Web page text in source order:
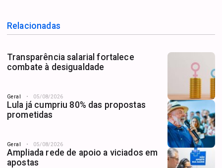
Relacionadas
Transparência salarial fortalece
combate à desigualdade
Geral 05/08/2026
Lula já cumpriu 80% das propostas
prometidas
Geral 05/08/2026
Ampliada rede de apoio a viciados em
apostas